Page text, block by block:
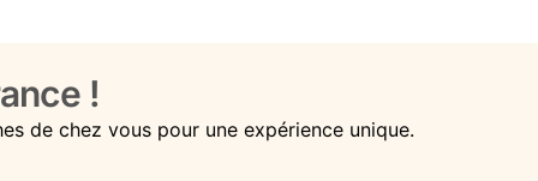
!
de chez vous pour une expérience unique.